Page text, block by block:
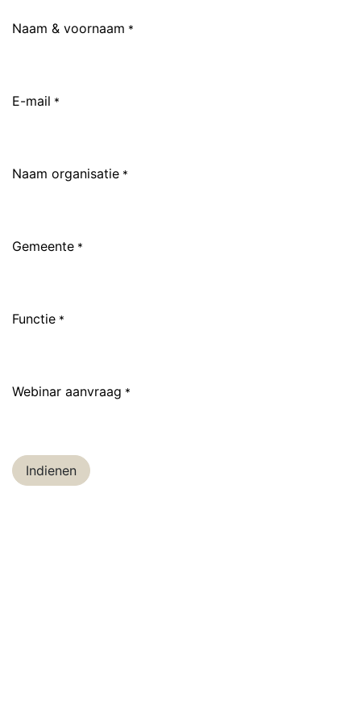
Naam & voornaam *
E-mail *
Naam organisatie *
Gemeente *
Functie *
Webinar aanvraag *
Indienen